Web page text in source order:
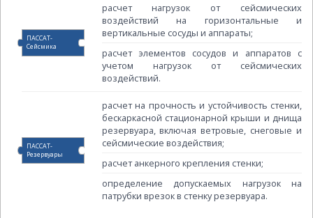
ПАССАТ-
Сейсмика
расчет нагрузок от сейсмических
воздействий на горизонтальные и
вертикальные сосуды и аппараты;
расчет элементов сосудов и аппаратов с
учетом нагрузок от сейсмических
воздействий.
ПАССАТ-
Резервуары
расчет на прочность и устойчивость стенки,
бескаркасной стационарной крыши и днища
резервуара, включая ветровые, снеговые и
сейсмические воздействия;
расчет анкерного крепления стенки;
определение допускаемых нагрузок на
патрубки врезок в стенку резервуара.